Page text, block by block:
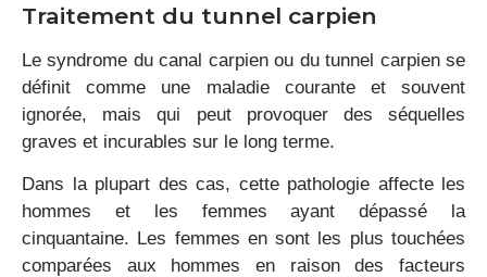
Traitement du tunnel carpien
Le syndrome du canal carpien ou du tunnel carpien se
définit comme une maladie courante et souvent
ignorée, mais qui peut provoquer des séquelles
graves et incurables sur le long terme.
Dans la plupart des cas, cette pathologie affecte les
hommes et les femmes ayant dépassé la
cinquantaine. Les femmes en sont les plus touchées
comparées aux hommes en raison des facteurs